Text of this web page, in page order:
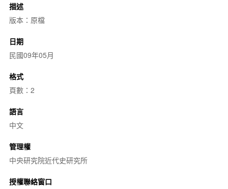
描述
版本：原檔
日期
民國09年05月
格式
頁數：2
語言
中文
管理權
中央研究院近代史研究所
授權聯絡窗口